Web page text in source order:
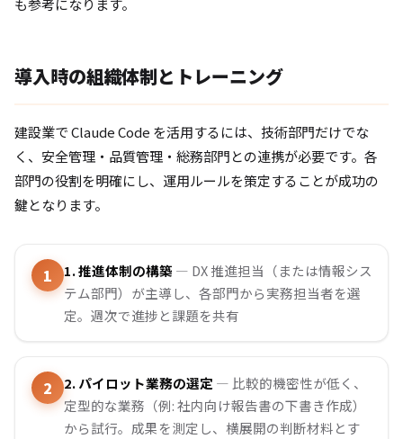
も参考になります。
導入時の組織体制とトレーニング
建設業で Claude Code を活用するには、技術部門だけでな
く、安全管理・品質管理・総務部門との連携が必要です。各
部門の役割を明確にし、運用ルールを策定することが成功の
鍵となります。
1. 推進体制の構築 — DX 推進担当（または情報シス
テム部門）が主導し、各部門から実務担当者を選
定。週次で進捗と課題を共有
2. パイロット業務の選定— 比較的機密性が低く、
定型的な業務（例: 社内向け報告書の下書き作成）
から試行。成果を測定し、横展開の判断材料とす